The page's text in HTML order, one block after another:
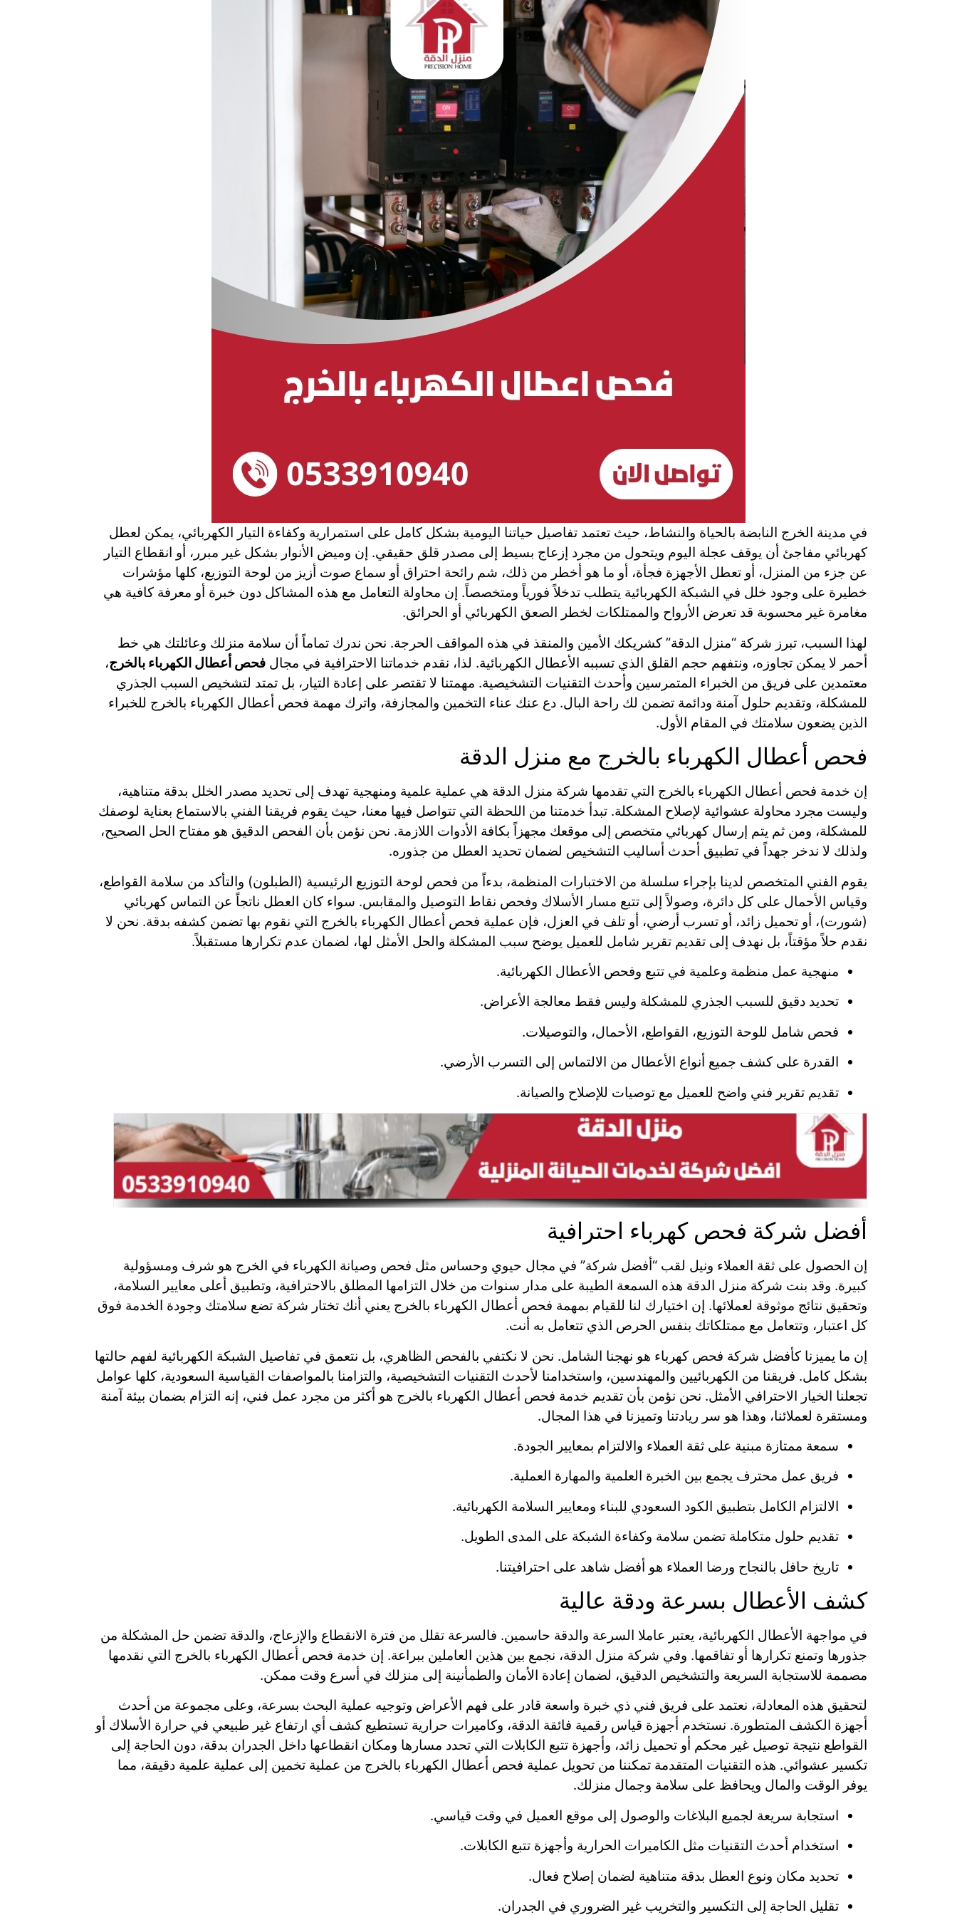
في مدينة الخرج النابضة بالحياة والنشاط، حيث تعتمد تفاصيل حياتنا اليومية بشكل كامل على استمرارية وكفاءة التيار الكهربائي، يمكن لعطل
كهربائي مفاجئ أن يوقف عجلة اليوم ويتحول من مجرد إزعاج بسيط إلى مصدر قلق حقيقي. إن وميض الأنوار بشكل غير مبرر، أو انقطاع التيار
عن جزء من المنزل، أو تعطل الأجهزة فجأة، أو ما هو أخطر من ذلك، شم رائحة احتراق أو سماع صوت أزيز من لوحة التوزيع، كلها مؤشرات
خطيرة على وجود خلل في الشبكة الكهربائية يتطلب تدخلاً فورياً ومتخصصاً. إن محاولة التعامل مع هذه المشاكل دون خبرة أو معرفة كافية هي
مغامرة غير محسوبة قد تعرض الأرواح والممتلكات لخطر الصعق الكهربائي أو الحرائق.
لهذا السبب، تبرز شركة “منزل الدقة” كشريكك الأمين والمنقذ في هذه المواقف الحرجة. نحن ندرك تماماً أن سلامة منزلك وعائلتك هي خط
أحمر لا يمكن تجاوزه، ونتفهم حجم القلق الذي تسببه الأعطال الكهربائية. لذا، نقدم خدماتنا الاحترافية في مجالفحص أعطال الكهرباء بالخرج،
معتمدين على فريق من الخبراء المتمرسين وأحدث التقنيات التشخيصية. مهمتنا لا تقتصر على إعادة التيار، بل تمتد لتشخيص السبب الجذري
للمشكلة، وتقديم حلول آمنة ودائمة تضمن لك راحة البال. دع عنك عناء التخمين والمجازفة، واترك مهمة فحص أعطال الكهرباء بالخرج للخبراء
الذين يضعون سلامتك في المقام الأول.
فحص أعطال الكهرباء بالخرج مع منزل الدقة
إن خدمة فحص أعطال الكهرباء بالخرج التي تقدمها شركة منزل الدقة هي عملية علمية ومنهجية تهدف إلى تحديد مصدر الخلل بدقة متناهية،
وليست مجرد محاولة عشوائية لإصلاح المشكلة. تبدأ خدمتنا من اللحظة التي تتواصل فيها معنا، حيث يقوم فريقنا الفني بالاستماع بعناية لوصفك
للمشكلة، ومن ثم يتم إرسال كهربائي متخصص إلى موقعك مجهزاً بكافة الأدوات اللازمة. نحن نؤمن بأن الفحص الدقيق هو مفتاح الحل الصحيح،
ولذلك لا ندخر جهداً في تطبيق أحدث أساليب التشخيص لضمان تحديد العطل من جذوره.
يقوم الفني المتخصص لدينا بإجراء سلسلة من الاختبارات المنظمة، بدءاً من فحص لوحة التوزيع الرئيسية (الطبلون) والتأكد من سلامة القواطع،
وقياس الأحمال على كل دائرة، وصولاً إلى تتبع مسار الأسلاك وفحص نقاط التوصيل والمقابس. سواء كان العطل ناتجاً عن التماس كهربائي
(شورت)، أو تحميل زائد، أو تسرب أرضي، أو تلف في العزل، فإن عملية فحص أعطال الكهرباء بالخرج التي نقوم بها تضمن كشفه بدقة. نحن لا
نقدم حلاً مؤقتاً، بل نهدف إلى تقديم تقرير شامل للعميل يوضح سبب المشكلة والحل الأمثل لها، لضمان عدم تكرارها مستقبلاً.
منهجية عمل منظمة وعلمية في تتبع وفحص الأعطال الكهربائية.
تحديد دقيق للسبب الجذري للمشكلة وليس فقط معالجة الأعراض.
فحص شامل للوحة التوزيع، القواطع، الأحمال، والتوصيلات.
القدرة على كشف جميع أنواع الأعطال من الالتماس إلى التسرب الأرضي.
تقديم تقرير فني واضح للعميل مع توصيات للإصلاح والصيانة.
أفضل شركة فحص كهرباء احترافية
إن الحصول على ثقة العملاء ونيل لقب “أفضل شركة” في مجال حيوي وحساس مثل فحص وصيانة الكهرباء في الخرج هو شرف ومسؤولية
كبيرة. وقد بنت شركة منزل الدقة هذه السمعة الطيبة على مدار سنوات من خلال التزامها المطلق بالاحترافية، وتطبيق أعلى معايير السلامة،
وتحقيق نتائج موثوقة لعملائها. إن اختيارك لنا للقيام بمهمة فحص أعطال الكهرباء بالخرج يعني أنك تختار شركة تضع سلامتك وجودة الخدمة فوق
كل اعتبار، وتتعامل مع ممتلكاتك بنفس الحرص الذي تتعامل به أنت.
إن ما يميزنا كأفضل شركة فحص كهرباء هو نهجنا الشامل. نحن لا نكتفي بالفحص الظاهري، بل نتعمق في تفاصيل الشبكة الكهربائية لفهم حالتها
بشكل كامل. فريقنا من الكهربائيين والمهندسين، واستخدامنا لأحدث التقنيات التشخيصية، والتزامنا بالمواصفات القياسية السعودية، كلها عوامل
تجعلنا الخيار الاحترافي الأمثل. نحن نؤمن بأن تقديم خدمة فحص أعطال الكهرباء بالخرج هو أكثر من مجرد عمل فني، إنه التزام بضمان بيئة آمنة
ومستقرة لعملائنا، وهذا هو سر ريادتنا وتميزنا في هذا المجال.
سمعة ممتازة مبنية على ثقة العملاء والالتزام بمعايير الجودة.
فريق عمل محترف يجمع بين الخبرة العلمية والمهارة العملية.
الالتزام الكامل بتطبيق الكود السعودي للبناء ومعايير السلامة الكهربائية.
تقديم حلول متكاملة تضمن سلامة وكفاءة الشبكة على المدى الطويل.
تاريخ حافل بالنجاح ورضا العملاء هو أفضل شاهد على احترافيتنا.
كشف الأعطال بسرعة ودقة عالية
في مواجهة الأعطال الكهربائية، يعتبر عاملا السرعة والدقة حاسمين. فالسرعة تقلل من فترة الانقطاع والإزعاج، والدقة تضمن حل المشكلة من
جذورها وتمنع تكرارها أو تفاقمها. وفي شركة منزل الدقة، نجمع بين هذين العاملين ببراعة. إن خدمة فحص أعطال الكهرباء بالخرج التي نقدمها
مصممة للاستجابة السريعة والتشخيص الدقيق، لضمان إعادة الأمان والطمأنينة إلى منزلك في أسرع وقت ممكن.
لتحقيق هذه المعادلة، نعتمد على فريق فني ذي خبرة واسعة قادر على فهم الأعراض وتوجيه عملية البحث بسرعة، وعلى مجموعة من أحدث
أجهزة الكشف المتطورة. نستخدم أجهزة قياس رقمية فائقة الدقة، وكاميرات حرارية تستطيع كشف أي ارتفاع غير طبيعي في حرارة الأسلاك أو
القواطع نتيجة توصيل غير محكم أو تحميل زائد، وأجهزة تتبع الكابلات التي تحدد مسارها ومكان انقطاعها داخل الجدران بدقة، دون الحاجة إلى
تكسير عشوائي. هذه التقنيات المتقدمة تمكننا من تحويل عملية فحص أعطال الكهرباء بالخرج من عملية تخمين إلى عملية علمية دقيقة، مما
يوفر الوقت والمال ويحافظ على سلامة وجمال منزلك.
استجابة سريعة لجميع البلاغات والوصول إلى موقع العميل في وقت قياسي.
استخدام أحدث التقنيات مثل الكاميرات الحرارية وأجهزة تتبع الكابلات.
تحديد مكان ونوع العطل بدقة متناهية لضمان إصلاح فعال.
تقليل الحاجة إلى التكسير والتخريب غير الضروري في الجدران.